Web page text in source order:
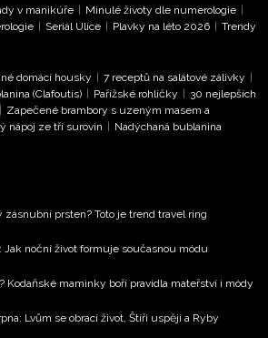
v manikúře | Minulé životy dle numerologie |
| Seriál Ulice | Plavky na léto 2026 | Trendy
domácí housky | 7 receptů na salátové zálivky |
(Clafoutis) | Pařížské rohlíčky | 30 nejlepších
| Zapečené brambory s uzeným masem a
nápoj ze tří surovin | Nadýchaná bublanina
prsten? Toto je trend travel ring
noční život formuje současnou módu
Kodaňské maminky boří pravidla mateřství i módy
Lvům se obrací život, Štíři uspějí a Ryby